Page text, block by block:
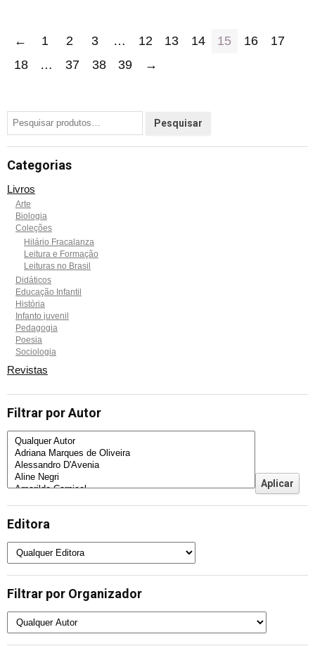
← 1 2 3 … 12 13 14 15 16
17
18
… 37 38 39 →
Categorias
Livros
Arte
Biologia
Coleções
Hilário Fracalanza
Leitura e Formação
Leituras no Brasil
Didáticos
Educação Infantil
História
Infanto juvenil
Pedagogia
Poesia
Sociologia
Revistas
Filtrar por Autor
Editora
Filtrar por Organizador